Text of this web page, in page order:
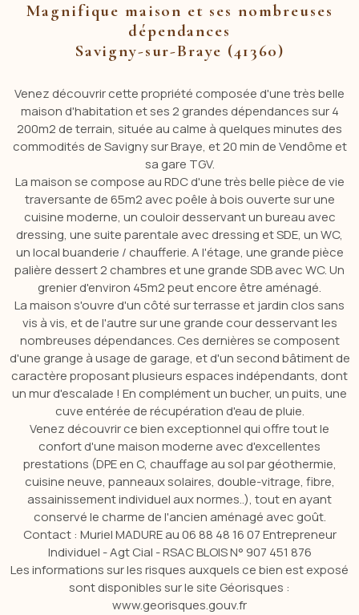
Magnifique maison et ses nombreuses
dépendances
Savigny-sur-Braye (41360)
Venez découvrir cette propriété composée d'une très belle
maison d'habitation et ses 2 grandes dépendances sur 4
200m2 de terrain, située au calme à quelques minutes des
commodités de Savigny sur Braye, et 20 min de Vendôme et
sa gare TGV.
La maison se compose au RDC d'une très belle pièce de vie
traversante de 65m2 avec poêle à bois ouverte sur une
cuisine moderne, un couloir desservant un bureau avec
dressing, une suite parentale avec dressing et SDE, un WC,
un local buanderie / chaufferie. A l'étage, une grande pièce
palière dessert 2 chambres et une grande SDB avec WC. Un
grenier d'environ 45m2 peut encore être aménagé.
La maison s'ouvre d'un côté sur terrasse et jardin clos sans
vis à vis, et de l'autre sur une grande cour desservant les
nombreuses dépendances. Ces dernières se composent
d'une grange à usage de garage, et d'un second bâtiment de
caractère proposant plusieurs espaces indépendants, dont
un mur d'escalade ! En complément un bucher, un puits, une
cuve entérée de récupération d'eau de pluie.
Venez découvrir ce bien exceptionnel qui offre tout le
confort d'une maison moderne avec d'excellentes
prestations (DPE en C, chauffage au sol par géothermie,
cuisine neuve, panneaux solaires, double-vitrage, fibre,
assainissement individuel aux normes..), tout en ayant
conservé le charme de l'ancien aménagé avec goût.
Contact : Muriel MADURE au 06 88 48 16 07 Entrepreneur
Individuel - Agt Cial - RSAC BLOIS N° 907 451 876
Les informations sur les risques auxquels ce bien est exposé
sont disponibles sur le site Géorisques :
www.georisques.gouv.fr